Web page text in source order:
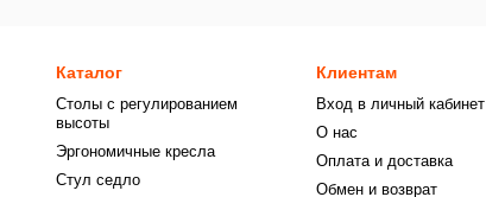
Каталог
Столы с регулированием
высоты
Эргономичные кресла
Стул седло
Клиентам
Вход в личный кабинет
О нас
Оплата и доставка
Обмен и возврат